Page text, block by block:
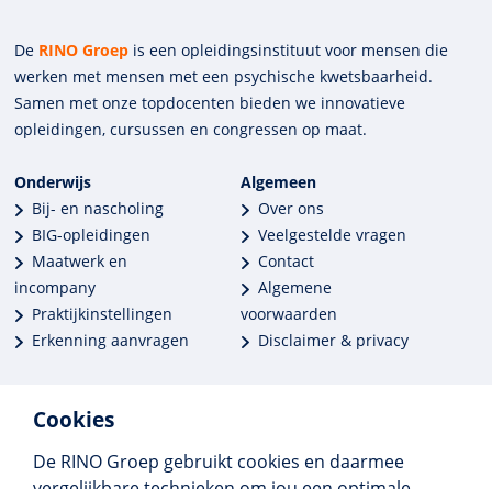
Cookies
De RINO Groep gebruikt cookies en daarmee
De RINO Groep is een opleidings­insti­tuut voor mensen die
werken met mensen met een psychische kwets­baar­heid.
Samen met onze top­docenten bieden we innova­tieve
opleidingen, cursussen en congres­sen op maat.
Onderwijs
Bij- en nascholing
BIG-opleidingen
Maatwerk en
incompany
Praktijkinstellingen
Erkenning aanvragen
Algemeen
Over ons
Veelgestelde vragen
Contact
Algemene
voorwaarden
Disclaimer & privacy
Meer dan 250 opleidingen